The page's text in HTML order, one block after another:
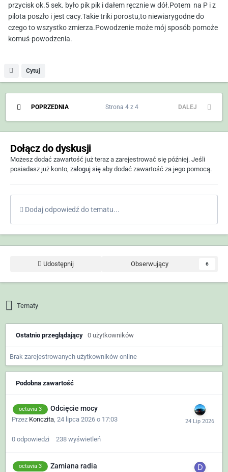
przycisk ok.5 sek. było pik pik i dałem ręcznie w dół.Potem na P i z
pilota poszło i jest cacy.Takie triki porostu,to niewiarygodne do
czego to wszystko zmierza.Powodzenie może mój sposób pomoże
komuś-powodzenia.
Cytuj
POPRZEDNIA DALEJ
Strona 4 z 4
Dołącz do dyskusji
Możesz dodać zawartość już teraz a zarejestrować się później. Jeśli
posiadasz już konto, zaloguj się aby dodać zawartość za jego pomocą.
Dodaj odpowiedź do tematu...
Udostępnij Obserwujący 6
Tematy
Ostatnio przeglądający 0 użytkowników
Brak zarejestrowanych użytkowników online
Podobna zawartość
octavia 3 Odcięcie mocy
Przez Konczita 24 lipca 2026 o 17:03
0 odpowiedzi 238 wyświetleń
octavia 3 Zamiana radia